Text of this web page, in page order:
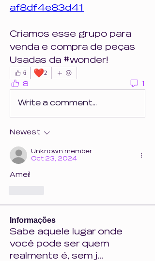
af8df4e83d41
Criamos esse grupo para
venda e compra de peças
Usadas da #wonder!
6 ❤️2
8 1
Write a comment...
Newest
Unknown member
Oct 23, 2024
Amei!
Informações
Sabe aquele lugar onde
você pode ser quem
realmente é, sem j...